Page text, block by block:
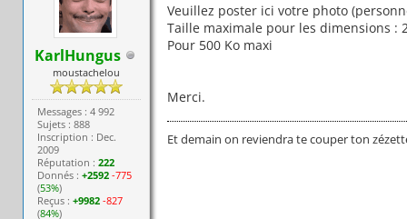
KarlHungus
moustachelou
Messages : 4 992
Sujets : 888
Inscription : Dec.
2009
Réputation :222
Donnés :+2592 -775
(53%)
Reçus :+9982 -827
(84%)
Veuillez poster ici votre photo
Taille maximale pour les dimensions :
Pour 500 Ko maxi
Merci.
Et demain on reviendra te couper ton